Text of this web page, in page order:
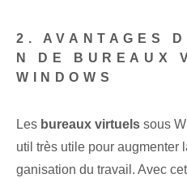
2.‌ AVANTAGES
N DE BUREAUX
WINDOWS
Les bureaux virtuels sous
util très utile pour augmenter
ganisation du travail. Avec